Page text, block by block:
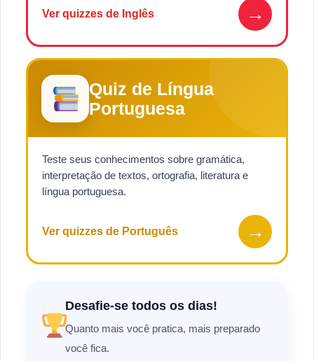
Ver quizzes de Inglês →
Quiz de Língua
Portuguesa
Teste seus conhecimentos sobre gramática,
interpretação de textos, ortografia, literatura e
língua portuguesa.
Ver quizzes de Português →
Desafie-se todos os dias!
Quanto mais você pratica, mais preparado
você fica.